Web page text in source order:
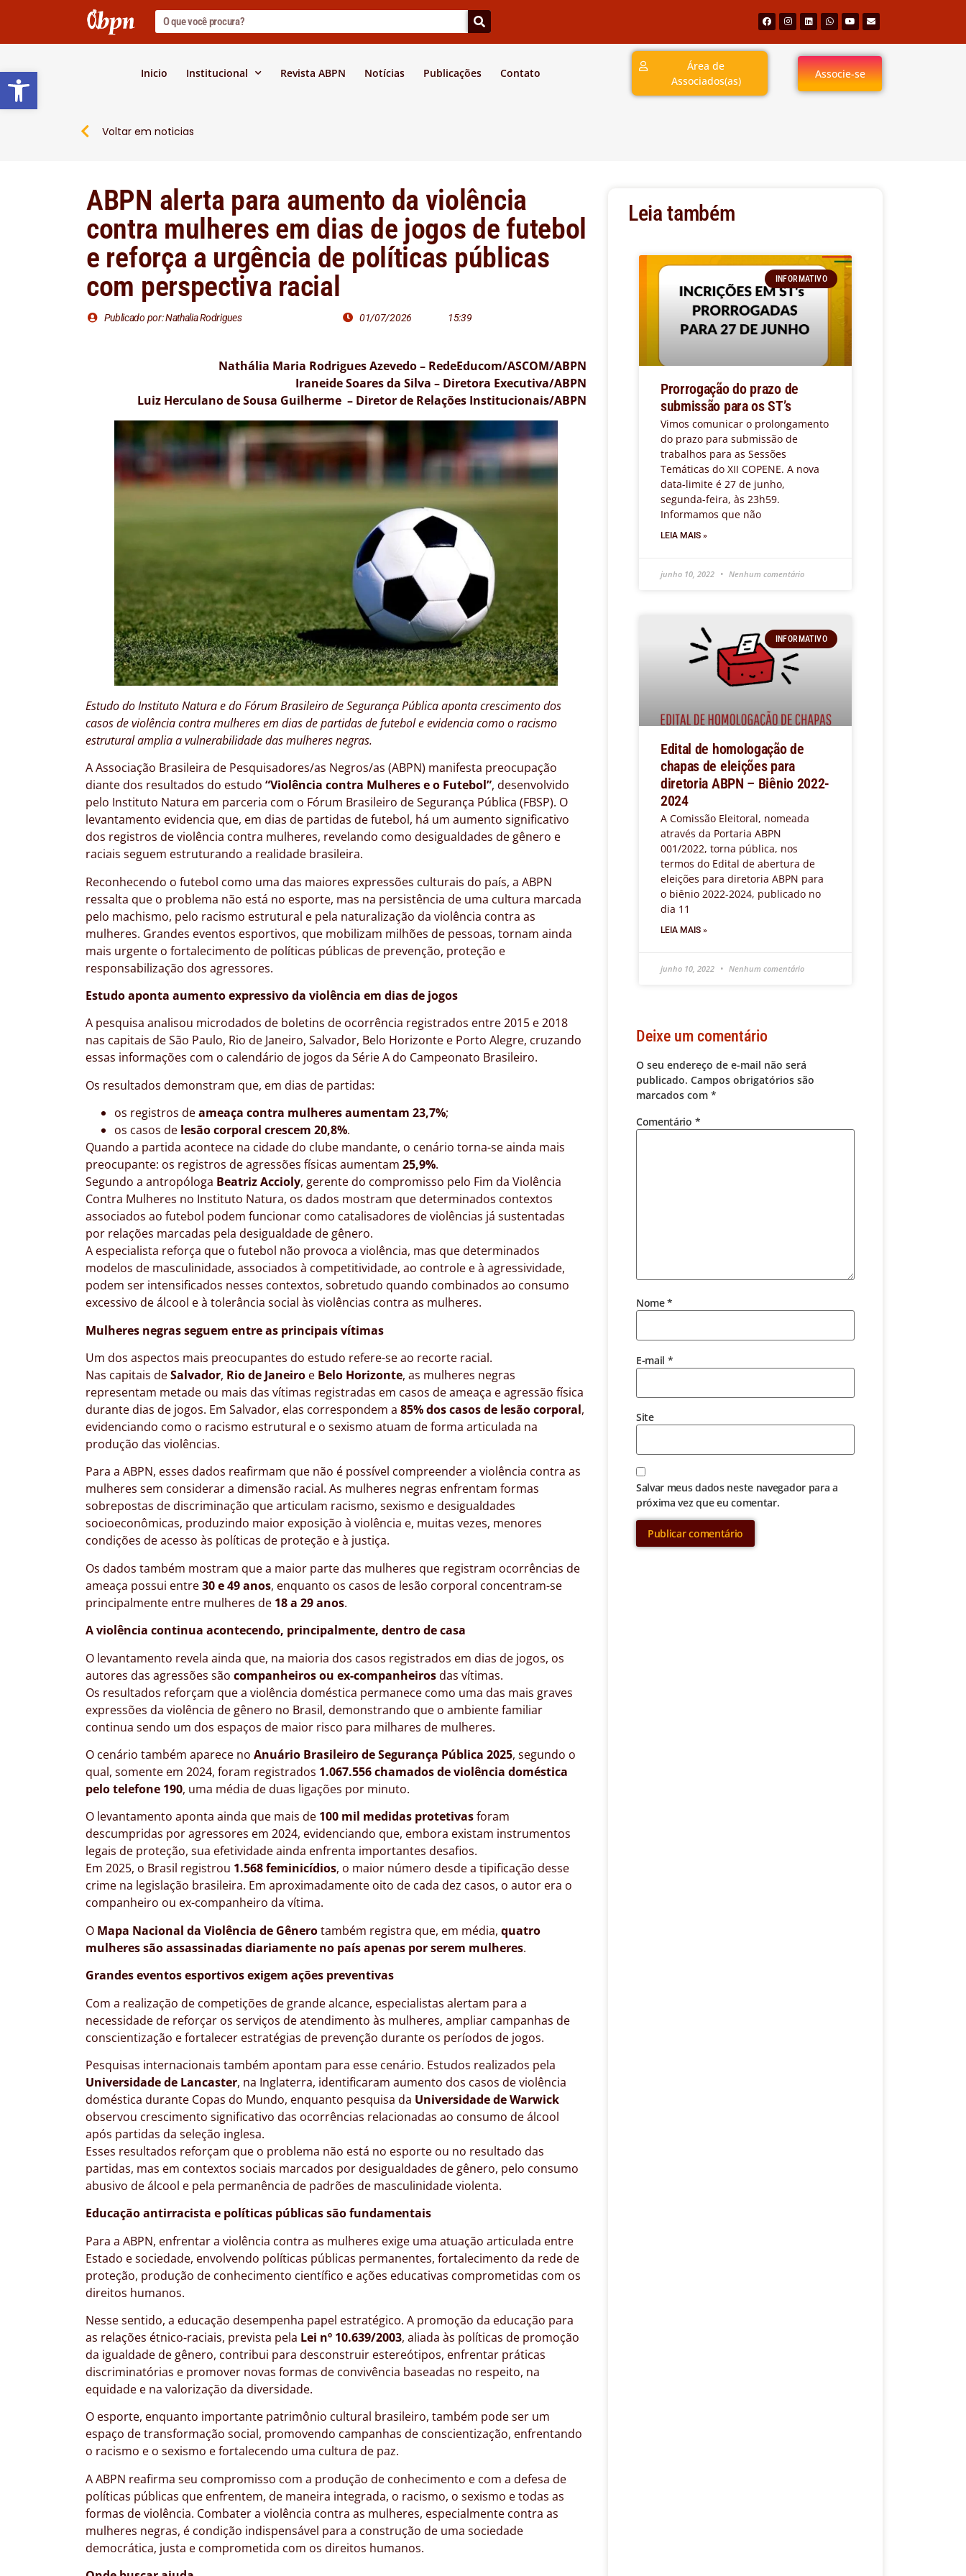
Barra de Ferramentas Aberta
Inicio Institucional Revista ABPN Notícias Publicações Contato
Área de
Associados(as)
Associe-se
Voltar em noticias
ABPN alerta para aumento da violência
contra mulheres em dias de jogos de futebol
e reforça a urgência de políticas públicas
com perspectiva racial
Publicado por: Nathalia Rodrigues 01/07/2026 15:39
Nathália Maria Rodrigues Azevedo – RedeEducom/ASCOM/ABPN
Iraneide Soares da Silva – Diretora Executiva/ABPN
Luiz Herculano de Sousa Guilherme – Diretor de Relações Institucionais/ABPN
Estudo do Instituto Natura e do Fórum Brasileiro de Segurança Pública aponta crescimento dos
casos de violência contra mulheres em dias de partidas de futebol e evidencia como o racismo
estrutural amplia a vulnerabilidade das mulheres negras.
A Associação Brasileira de Pesquisadores/as Negros/as (ABPN) manifesta preocupação
diante dos resultados do estudo “Violência contra Mulheres e o Futebol”, desenvolvido
pelo Instituto Natura em parceria com o Fórum Brasileiro de Segurança Pública (FBSP). O
levantamento evidencia que, em dias de partidas de futebol, há um aumento significativo
dos registros de violência contra mulheres, revelando como desigualdades de gênero e
raciais seguem estruturando a realidade brasileira.
Reconhecendo o futebol como uma das maiores expressões culturais do país, a ABPN
ressalta que o problema não está no esporte, mas na persistência de uma cultura marcada
pelo machismo, pelo racismo estrutural e pela naturalização da violência contra as
mulheres. Grandes eventos esportivos, que mobilizam milhões de pessoas, tornam ainda
mais urgente o fortalecimento de políticas públicas de prevenção, proteção e
responsabilização dos agressores.
Estudo aponta aumento expressivo da violência em dias de jogos
A pesquisa analisou microdados de boletins de ocorrência registrados entre 2015 e 2018
nas capitais de São Paulo, Rio de Janeiro, Salvador, Belo Horizonte e Porto Alegre, cruzando
essas informações com o calendário de jogos da Série A do Campeonato Brasileiro.
Os resultados demonstram que, em dias de partidas:
os registros deameaça contra mulheres aumentam 23,7%;
os casos de lesão corporal crescem 20,8%.
Quando a partida acontece na cidade do clube mandante, o cenário torna-se ainda mais
preocupante: os registros de agressões físicas aumentam 25,9%.
Segundo a antropóloga Beatriz Accioly, gerente do compromisso pelo Fim da Violência
Contra Mulheres no Instituto Natura, os dados mostram que determinados contextos
associados ao futebol podem funcionar como catalisadores de violências já sustentadas
por relações marcadas pela desigualdade de gênero.
A especialista reforça que o futebol não provoca a violência, mas que determinados
modelos de masculinidade, associados à competitividade, ao controle e à agressividade,
podem ser intensificados nesses contextos, sobretudo quando combinados ao consumo
excessivo de álcool e à tolerância social às violências contra as mulheres.
Mulheres negras seguem entre as principais vítimas
Um dos aspectos mais preocupantes do estudo refere-se ao recorte racial.
Nas capitais deSalvador, Rio de Janeiro e Belo Horizonte, as mulheres negras
representam metade ou mais das vítimas registradas em casos de ameaça e agressão física
durante dias de jogos. Em Salvador, elas correspondem a 85% dos casos de lesão corporal,
evidenciando como o racismo estrutural e o sexismo atuam de forma articulada na
produção das violências.
Para a ABPN, esses dados reafirmam que não é possível compreender a violência contra as
mulheres sem considerar a dimensão racial. As mulheres negras enfrentam formas
sobrepostas de discriminação que articulam racismo, sexismo e desigualdades
socioeconômicas, produzindo maior exposição à violência e, muitas vezes, menores
condições de acesso às políticas de proteção e à justiça.
Os dados também mostram que a maior parte das mulheres que registram ocorrências de
ameaça possui entre30 e 49 anos, enquanto os casos de lesão corporal concentram-se
principalmente entre mulheres de 18 a 29 anos.
A violência continua acontecendo, principalmente, dentro de casa
O levantamento revela ainda que, na maioria dos casos registrados em dias de jogos, os
autores das agressões são companheiros ou ex-companheirosdas vítimas.
Os resultados reforçam que a violência doméstica permanece como uma das mais graves
expressões da violência de gênero no Brasil, demonstrando que o ambiente familiar
continua sendo um dos espaços de maior risco para milhares de mulheres.
O cenário também aparece no Anuário Brasileiro de Segurança Pública 2025, segundo o
qual, somente em 2024, foram registrados 1.067.556 chamados de violência doméstica
pelo telefone 190, uma média de duas ligações por minuto.
O levantamento aponta ainda que mais de 100 mil medidas protetivasforam
descumpridas por agressores em 2024, evidenciando que, embora existam instrumentos
legais de proteção, sua efetividade ainda enfrenta importantes desafios.
Em 2025, o Brasil registrou 1.568 feminicídios, o maior número desde a tipificação desse
crime na legislação brasileira. Em aproximadamente oito de cada dez casos, o autor era o
companheiro ou ex-companheiro da vítima.
O Mapa Nacional da Violência de Gênerotambém registra que, em média, quatro
mulheres são assassinadas diariamente no país apenas por serem mulheres.
Grandes eventos esportivos exigem ações preventivas
Com a realização de competições de grande alcance, especialistas alertam para a
necessidade de reforçar os serviços de atendimento às mulheres, ampliar campanhas de
conscientização e fortalecer estratégias de prevenção durante os períodos de jogos.
Pesquisas internacionais também apontam para esse cenário. Estudos realizados pela
Universidade de Lancaster, na Inglaterra, identificaram aumento dos casos de violência
doméstica durante Copas do Mundo, enquanto pesquisa da Universidade de Warwick
observou crescimento significativo das ocorrências relacionadas ao consumo de álcool
após partidas da seleção inglesa.
Esses resultados reforçam que o problema não está no esporte ou no resultado das
partidas, mas em contextos sociais marcados por desigualdades de gênero, pelo consumo
abusivo de álcool e pela permanência de padrões de masculinidade violenta.
Educação antirracista e políticas públicas são fundamentais
Para a ABPN, enfrentar a violência contra as mulheres exige uma atuação articulada entre
Estado e sociedade, envolvendo políticas públicas permanentes, fortalecimento da rede de
proteção, produção de conhecimento científico e ações educativas comprometidas com os
direitos humanos.
Nesse sentido, a educação desempenha papel estratégico. A promoção da educação para
as relações étnico-raciais, prevista pela Lei nº 10.639/2003, aliada às políticas de promoção
da igualdade de gênero, contribui para desconstruir estereótipos, enfrentar práticas
discriminatórias e promover novas formas de convivência baseadas no respeito, na
equidade e na valorização da diversidade.
O esporte, enquanto importante patrimônio cultural brasileiro, também pode ser um
espaço de transformação social, promovendo campanhas de conscientização, enfrentando
o racismo e o sexismo e fortalecendo uma cultura de paz.
A ABPN reafirma seu compromisso com a produção de conhecimento e com a defesa de
políticas públicas que enfrentem, de maneira integrada, o racismo, o sexismo e todas as
formas de violência. Combater a violência contra as mulheres, especialmente contra as
mulheres negras, é condição indispensável para a construção de uma sociedade
democrática, justa e comprometida com os direitos humanos.
Leia também
INFORMATIVO
Prorrogação do prazo de
submissão para os ST’s
Vimos comunicar o prolongamento
do prazo para submissão de
trabalhos para as Sessões
Temáticas do XII COPENE. A nova
data-limite é 27 de junho,
segunda-feira, às 23h59.
Informamos que não
LEIA MAIS »
junho 10, 2022 Nenhum comentário
INFORMATIVO
Edital de homologação de
chapas de eleições para
diretoria ABPN – Biênio 2022-
2024
A Comissão Eleitoral, nomeada
através da Portaria ABPN
001/2022, torna pública, nos
termos do Edital de abertura de
eleições para diretoria ABPN para
o biênio 2022-2024, publicado no
dia 11
LEIA MAIS »
junho 10, 2022 Nenhum comentário
Deixe um comentário
O seu endereço de e-mail não será
publicado. Campos obrigatórios são
marcados com *
Comentário *
Nome*
E-mail *
Site
Salvar meus dados neste navegador para a
próxima vez que eu comentar.